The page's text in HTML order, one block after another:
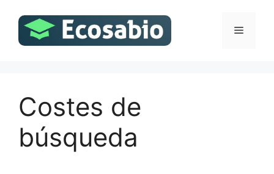
contenido
Menú
Costes de
búsqueda